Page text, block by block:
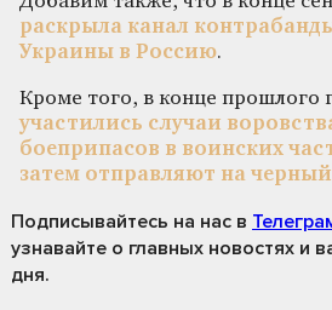
раскрыла канал
Украины в Россию.
Кроме того, в конце прошлого
участились случаи
боеприпасов в воинских
затем отправляют на
Подписывайтесь на нас в
узнавайте о главных новостях и
дня.